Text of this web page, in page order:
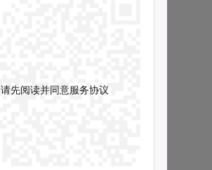
请先阅读并同意服务协议